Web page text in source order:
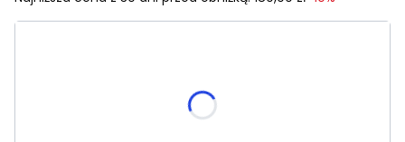
skracania, wymiar po skróceniu [cm]